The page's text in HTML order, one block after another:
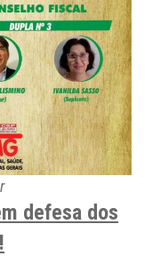
defesa dos